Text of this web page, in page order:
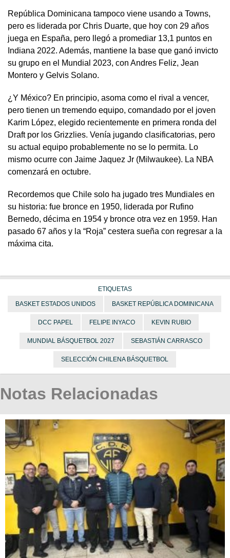
República Dominicana tampoco viene usando a Towns,
pero es liderada por Chris Duarte, que hoy con 29 años
juega en España, pero llegó a promediar 13,1 puntos en
Indiana 2022. Además, mantiene la base que ganó invicto
su grupo en el Mundial 2023, con Andres Feliz, Jean
Montero y Gelvis Solano.
¿Y México? En principio, asoma como el rival a vencer,
pero tienen un tremendo equipo, comandado por el joven
Karim López, elegido recientemente en primera ronda del
Draft por los Grizzlies. Venía jugando clasificatorias, pero
su actual equipo probablemente no se lo permita. Lo
mismo ocurre con Jaime Jaquez Jr (Milwaukee). La NBA
comenzará en octubre.
Recordemos que Chile solo ha jugado tres Mundiales en
su historia: fue bronce en 1950, liderada por Rufino
Bernedo, décima en 1954 y bronce otra vez en 1959. Han
pasado 67 años y la “Roja” cestera sueña con regresar a la
máxima cita.
ETIQUETAS
BASKET ESTADOS UNIDOS BASKET REPÚBLICA DOMINICANA
DCC PAPEL FELIPE INYACO KEVIN RUBIO
MUNDIAL BÁSQUETBOL 2027 SEBASTIÁN CARRASCO
SELECCIÓN CHILENA BÁSQUETBOL
Notas Relacionadas